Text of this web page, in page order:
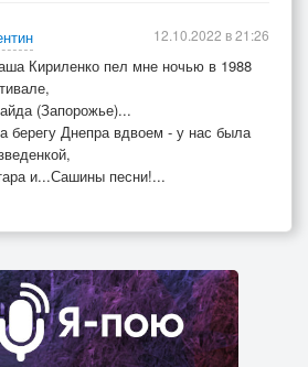
Кириленко пел мне ночью в 1988
(Запорожье)...
берегу Днепра вдвоем - у нас была
и...Сашины песни!...
12.10.2022 в 21:26